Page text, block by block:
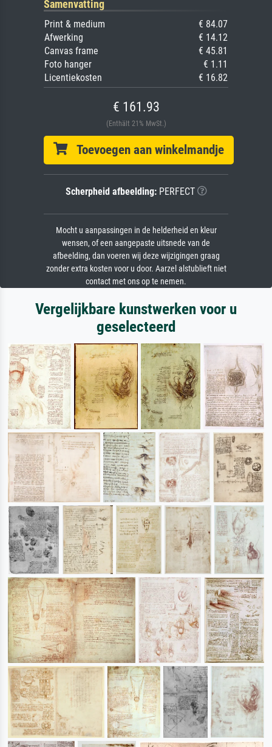
Samenvatting
Print & medium
€ 84.07
Afwerking
€ 14.12
Canvas frame
€ 45.81
Foto hanger
€ 1.11
Licentiekosten
€ 16.82
€ 161.93
(Enthält 21% MwSt.)
Toevoegen aan winkelmandje
Scherpheid afbeelding:PERFECT
Mocht u aanpassingen in de helderheid en kleur
wensen, of een aangepaste uitsnede van de
afbeelding, dan voeren wij deze wijzigingen graag
zonder extra kosten voor u door. Aarzel alstublieft niet
contact met ons op te nemen.
Vergelijkbare kunstwerken voor u
geselecteerd